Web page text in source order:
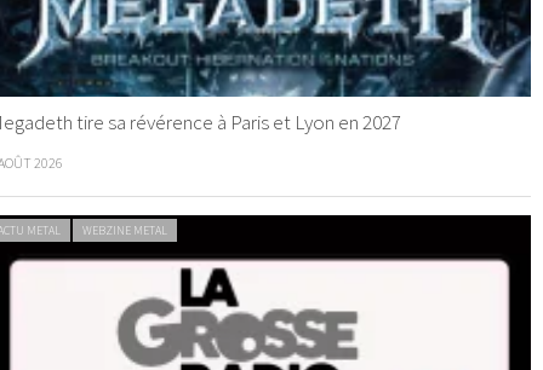
tire sa révérence à Paris et Lyon en 2027
2026
METAL WEBZINE METAL